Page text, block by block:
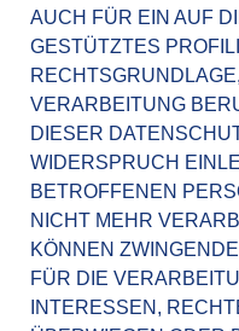
AUCH FÜR EIN AUF
GESTÜTZTES
VERARBEITUNG
DIESER
WIDERSPRUCH
BETROFFENEN
NICHT MEHR
KÖNNEN
FÜR DIE
INTERESSEN,